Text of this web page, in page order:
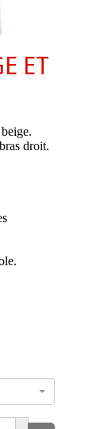
ET
droit.